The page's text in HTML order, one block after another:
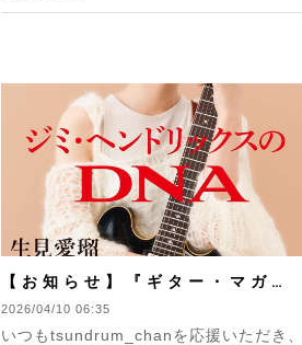
【お知らせ】『ギター・マガジ
ン・レイドバックVol.18』に掲
載されました
2026/04/10 06:35
いつもtsundrum_chanを応援いただき、